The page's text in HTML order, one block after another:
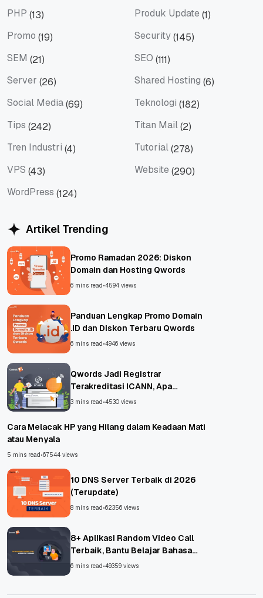
PHP (13) Produk Update (1)
Promo (19) Security(145)
SEM (21) SEO (111)
Server (26) Shared Hosting (6)
Social Media(69) Teknologi (182)
Tips (242) Titan Mail(2)
Tren Industri (4) Tutorial(278)
VPS (43) Website (290)
WordPress (124)
Artikel Trending
Promo Ramadan 2026: Diskon
Domain dan Hosting Qwords
6 mins read•4594 views
Panduan Lengkap Promo Domain
.ID dan Diskon Terbaru Qwords
6 mins read•4946 views
Qwords Jadi Registrar
Terakreditasi ICANN, Apa
Untungnya?
3 mins read•4530 views
Cara Melacak HP yang Hilang dalam Keadaan Mati
atau Menyala
5 mins read•67544 views
10 DNS Server Terbaik di 2026
(Terupdate)
8 mins read•62356 views
8+ Aplikasi Random Video Call
Terbaik, Bantu Belajar Bahasa
Asing!
6 mins read•49359 views